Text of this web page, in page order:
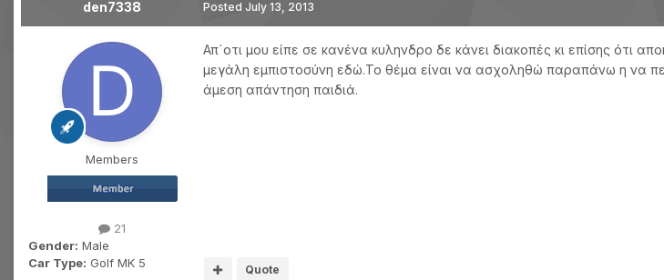
den7338
Members
21
Gender: Male
Car Type: Golf MK 5
Posted July 13, 2013
Απ´οτι μου είπε σε κανένα κυληνδρο δε κάνει διακοπές κι επίσης
μεγάλη εμπιστοσύνη εδώ.Το θέμα είναι να ασχοληθώ παραπάνω η να
άμεση απάντηση παιδιά.
Quote